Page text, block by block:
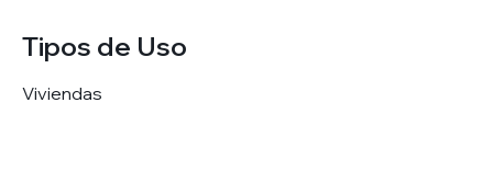
Tipos de Uso
Viviendas